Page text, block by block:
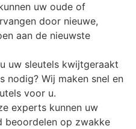
uw oude of
door nieuwe,
aan de nieuwste
uw sleutels kwijtgeraakt
nodig? Wij maken snel en
voor u.
experts kunnen uw
beoordelen op zwakke